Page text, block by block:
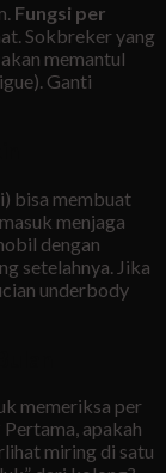
Fungsi per
Sokbreker yang
memantul
Ganti
bisa membuat
menjaga
dengan
setelahnya. Jika
underbody
memeriksa per
apakah
miring di satu